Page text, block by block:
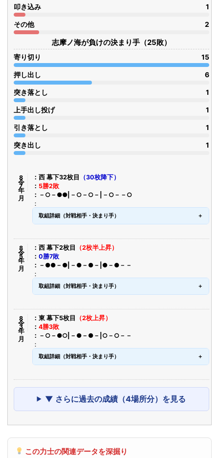
叩き込み 1
その他 2
志摩ノ海が負けの決まり手（25敗）
寄り切り 15
押し出し 6
突き落とし 1
上手出し投げ 1
引き落とし 1
突き出し 1
令8年7月 西 幕下32枚目
（30枚降下）
5勝2敗
－○－●●|－○－○－|－○－－○
取組詳細（対戦相手・決まり手）
令8年5月 西 幕下2枚目
（2枚半上昇）
0勝7敗
－●●－●|－●－●－|●－●－－
取組詳細（対戦相手・決まり手）
令8年3月 東 幕下5枚目
（2枚上昇）
4勝3敗
－○－●○|－●－●－|○－○－－
取組詳細（対戦相手・決まり手）
▼ さらに過去の成績（4場所分）を見る
この力士の関連データを深掘り